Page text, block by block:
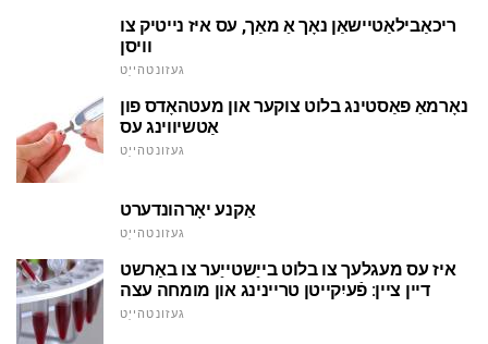
ריכאַבילאַטיישאַן נאָך אַ מאַך, עס איז נייטיק צו
וויסן
געזונטהייַט
נאָרמאַ פאַסטינג בלוט צוקער און מעטהאָדס פון
אַטשיווינג עס
געזונטהייַט
אַקנע יאָרהונדערט
געזונטהייַט
איז עס מעגלעך צו בלוט בייַשטייַער צו באַרשט
דיין ציין: פֿעיִקייטן טריינינג און מומחה עצה
געזונטהייַט